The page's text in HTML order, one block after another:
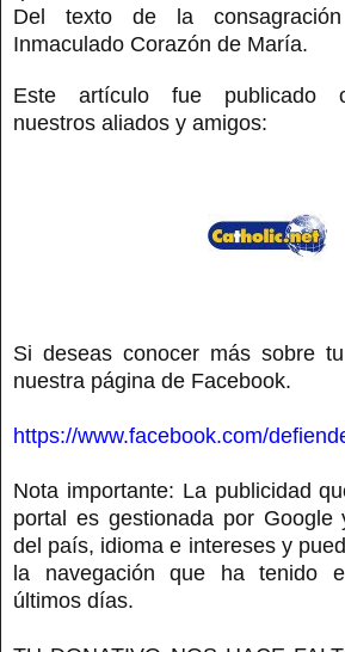
Del texto de la
Inmaculado Corazón de María.
Este artículo fue publicado
nuestros aliados y amigos:
Si deseas conocer más sobre
nuestra página de Facebook.
https://www.facebook.com/
Nota importante: La publicidad
portal es gestionada por Google
del país, idioma e intereses y
la navegación que ha tenido
últimos días.